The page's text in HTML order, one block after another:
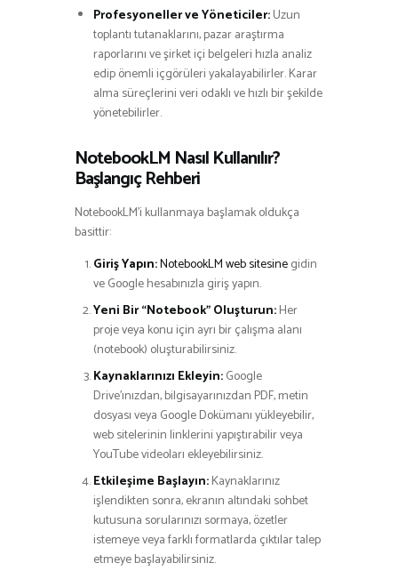
Profesyoneller ve Yöneticiler:Uzun
toplantı tutanaklarını, pazar araştırma
raporlarını ve şirket içi belgeleri hızla analiz
edip önemli içgörüleri yakalayabilirler. Karar
alma süreçlerini veri odaklı ve hızlı bir şekilde
yönetebilirler.
NotebookLM Nasıl Kullanılır?
Başlangıç Rehberi
NotebookLM’i kullanmaya başlamak oldukça
basittir:
Giriş Yapın:NotebookLM web sitesinegidin
ve Google hesabınızla giriş yapın.
Yeni Bir “Notebook” Oluşturun:Her
proje veya konu için ayrı bir çalışma alanı
(notebook) oluşturabilirsiniz.
Kaynaklarınızı Ekleyin:Google
Drive’ınızdan, bilgisayarınızdan PDF, metin
dosyası veya Google Dokümanı yükleyebilir,
web sitelerinin linklerini yapıştırabilir veya
YouTube videoları ekleyebilirsiniz.
Etkileşime Başlayın:Kaynaklarınız
işlendikten sonra, ekranın altındaki sohbet
kutusuna sorularınızı sormaya, özetler
istemeye veya farklı formatlarda çıktılar talep
etmeye başlayabilirsiniz.